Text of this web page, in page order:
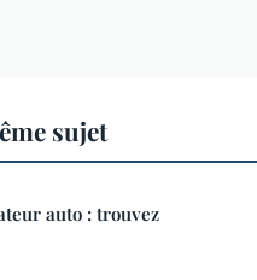
sujet
auto : trouvez